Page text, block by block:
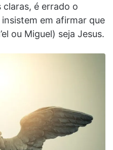
claras, é errado o
em afirmar que
ou Miguel) seja Jesus.